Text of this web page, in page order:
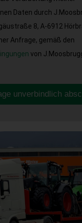
Daten durch
8, A-6912
Anfrage, gemäß den
von
unverbindlich